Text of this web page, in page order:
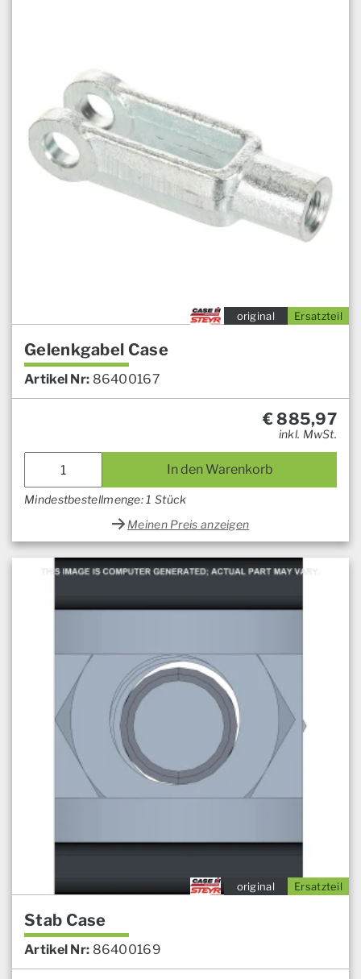
Ersatzteil
original
Gelenkgabel Case
Artikel Nr: 86400167
€885,97
inkl. MwSt.
In den Warenkorb
Mindestbestellmenge: 1 Stück
Meinen Preis anzeigen
Ersatzteil
original
Stab Case
Artikel Nr: 86400169